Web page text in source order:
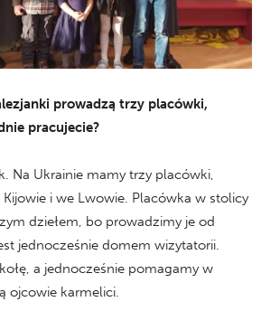
prowadzą trzy placówki,
pracujecie?
Na Ukrainie mamy trzy placówki,
i we Lwowie. Placówka w stolicy
dziełem, bo prowadzimy je od
jednocześnie domem wizytatorii.
a jednocześnie pomagamy w
ojcowie karmelici.